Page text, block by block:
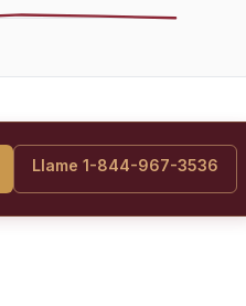
Llame 1-844-967-3536